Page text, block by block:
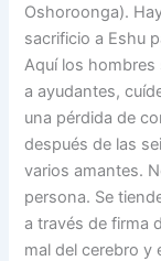
Oshoroonga).
sacrificio a Eshu
Aquí los hombres
a ayudantes,
una pérdida de
después de las
varios amantes.
persona. Se
a través de firma
mal del cerebro y